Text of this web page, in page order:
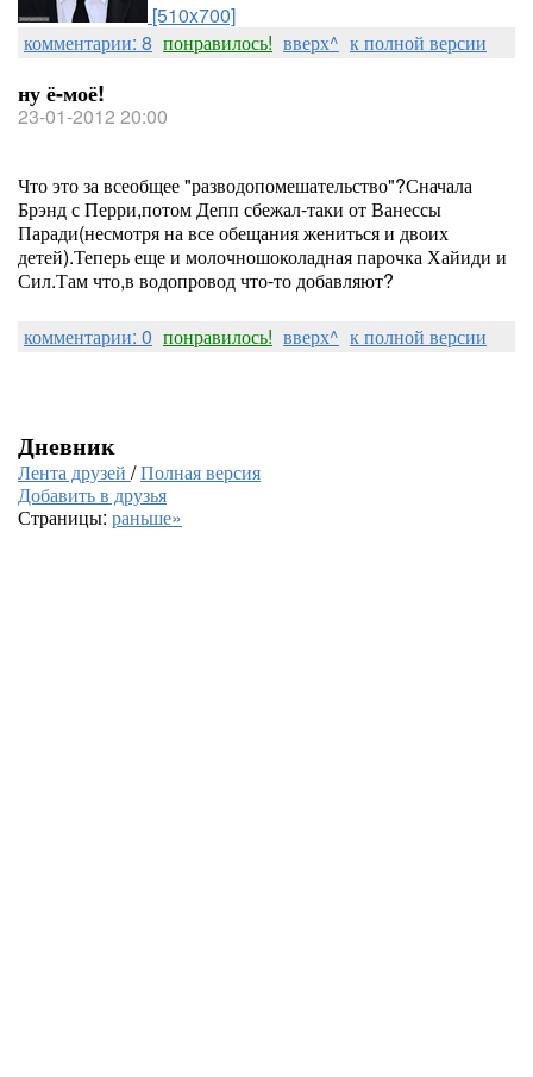
[510x700]
комментарии: 8 понравилось! вверх^ к полной версии
ну ё-моё!
23-01-2012 20:00
Что это за всеобщее "разводопомешательство"?Сначала
Брэнд с Перри,потом Депп сбежал-таки от Ванессы
Паради(несмотря на все обещания жениться и двоих
детей).Теперь еще и молочношоколадная парочка Хайиди и
Сил.Там что,в водопровод что-то добавляют?
комментарии: 0 понравилось! вверх^ к полной версии
Дневник
Лента друзей /Полная версия
Добавить в друзья
Страницы: раньше»